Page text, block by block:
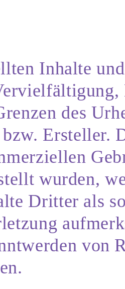
Inhalte
des
Ersteller.
wurden,
Dritter als
von